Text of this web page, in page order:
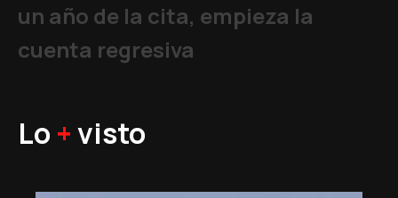
un año de la cita, empieza la
cuenta regresiva
Lo +visto